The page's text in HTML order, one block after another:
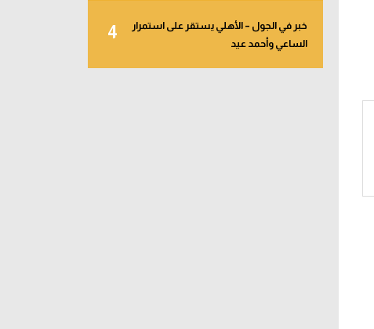
4
خبر في الجول – الأهلي يستقر على استمرار
الساعي وأحمد عيد